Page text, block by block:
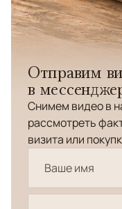
Отправим
в
Снимем видео в
рассмотреть
визита или